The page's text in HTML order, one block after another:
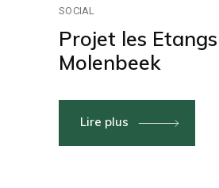
SOCIAL
Projet les
Molenbeek
Lire plus